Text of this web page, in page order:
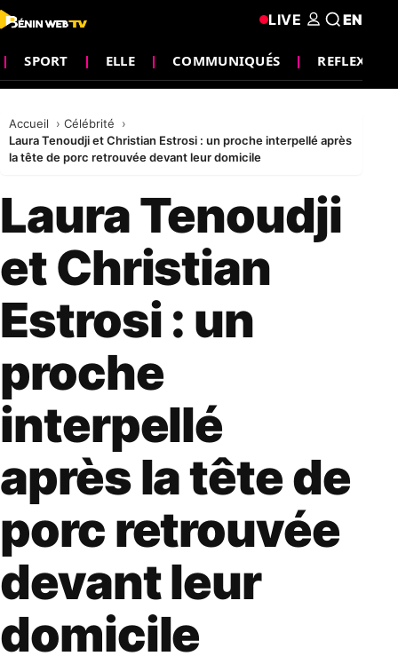
SPORT ELLE COMMUNIQUÉS REFLEXION
LIVE EN
Accueil
Célébrité
Laura Tenoudji et Christian Estrosi : un proche interpellé après
la tête de porc retrouvée devant leur domicile
Laura Tenoudji
et Christian
Estrosi : un
proche
interpellé
après la tête de
porc retrouvée
devant leur
domicile